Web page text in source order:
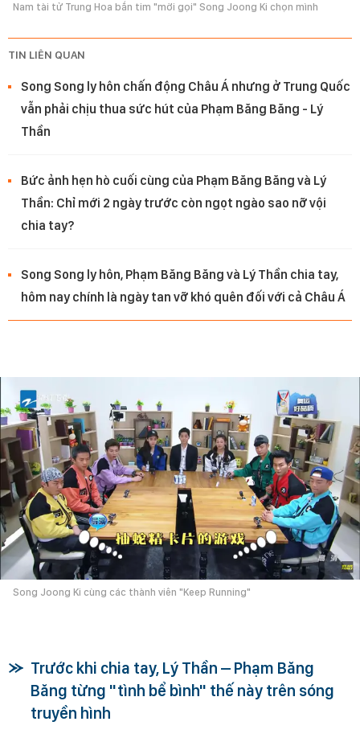
Nam tài tử Trung Hoa bắn tim "mời gọi" Song Joong Ki chọn mình
TIN LIÊN QUAN
Song Song ly hôn chấn động Châu Á nhưng ở Trung Quốc
vẫn phải chịu thua sức hút của Phạm Băng Băng - Lý
Thần
Bức ảnh hẹn hò cuối cùng của Phạm Băng Băng và Lý
Thần: Chỉ mới 2 ngày trước còn ngọt ngào sao nỡ vội
chia tay?
Song Song ly hôn, Phạm Băng Băng và Lý Thần chia tay,
hôm nay chính là ngày tan vỡ khó quên đối với cả Châu Á
Song Joong Ki cùng các thành viên "Keep Running"
Trước khi chia tay, Lý Thần – Phạm Băng
Băng từng "tình bể bình" thế này trên sóng
truyền hình